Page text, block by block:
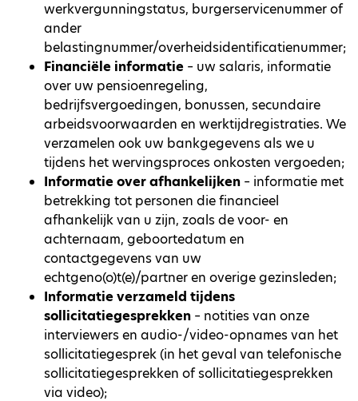
werkvergunningstatus, burgerservicenummer of
ander
belastingnummer/overheidsidentificatienummer;
Financiële informatie – uw salaris, informatie
over uw pensioenregeling,
bedrijfsvergoedingen, bonussen, secundaire
arbeidsvoorwaarden en werktijdregistraties. We
verzamelen ook uw bankgegevens als we u
tijdens het wervingsproces onkosten vergoeden;
Informatie over afhankelijken – informatie met
betrekking tot personen die financieel
afhankelijk van u zijn, zoals de voor- en
achternaam, geboortedatum en
contactgegevens van uw
echtgeno(o)t(e)/partner en overige gezinsleden;
Informatie verzameld tijdens
sollicitatiegesprekken – notities van onze
interviewers en audio-/video-opnames van het
sollicitatiegesprek (in het geval van telefonische
sollicitatiegesprekken of sollicitatiegesprekken
via video);